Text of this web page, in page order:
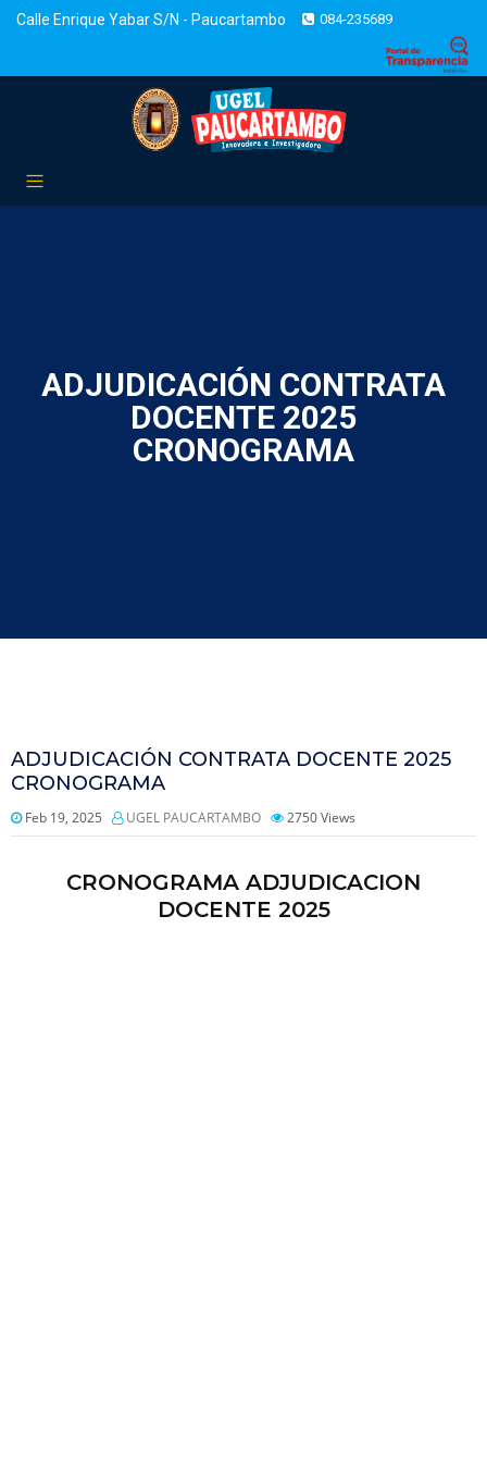
Calle Enrique Yabar S/N - Paucartambo 084-235689
ADJUDICACIÓN CONTRATA
DOCENTE 2025
CRONOGRAMA
ADJUDICACIÓN CONTRATA DOCENTE 2025
CRONOGRAMA
Feb 19, 2025 UGEL PAUCARTAMBO 2750Views
CRONOGRAMA ADJUDICACION
DOCENTE 2025